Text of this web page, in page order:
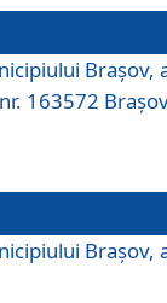
Braşov,
163572
Braşov,